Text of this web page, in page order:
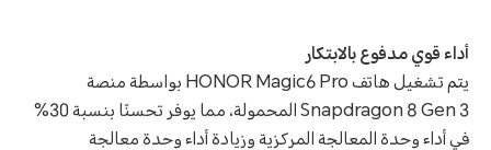
أداء قوي مدفوع بالابتكار
يتم تشغيل هاتف HONOR Magic6 Pro بواسطة منصة
Snapdragon 8 Gen 3 المحمولة، مما يوفر تحسنًا بنسبة 30%
في أداء وحدة المعالجة المركزية وزيادة أداء وحدة معالجة